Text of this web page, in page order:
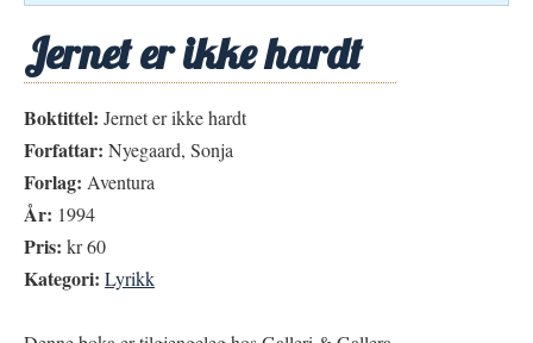
Jernet er ikke hardt
Boktittel: Jernet er ikke hardt
Forfattar: Nyegaard, Sonja
Forlag: Aventura
År: 1994
Pris: kr 60
Kategori: Lyrikk